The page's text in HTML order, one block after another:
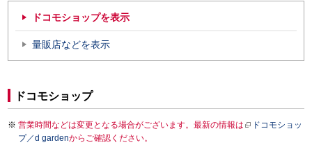
ドコモショップを表示
量販店などを表示
ドコモショップ
営業時間などは変更となる場合がございます。最新の情報は
ドコモショッ
プ／d gardenからご確認ください。